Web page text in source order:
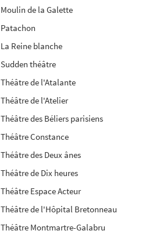
Moulin de la Galette
Patachon
La Reine blanche
Sudden théâtre
Théâtre de l'Atalante
Théâtre de l'Atelier
Théâtre des Béliers parisiens
Théâtre Constance
Théâtre des Deux ânes
Théâtre de Dix heures
Théâtre Espace Acteur
Théâtre de l'Hôpital Bretonneau
Théâtre Montmartre-Galabru